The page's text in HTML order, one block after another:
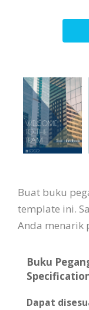
Buat buku
template ini.
Anda menarik
Buku
Dapat